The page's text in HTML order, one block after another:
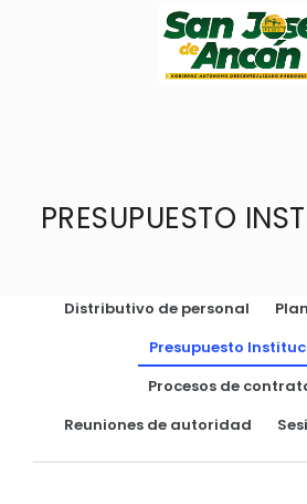
RESEÑA HISTÓRICA
Ubicación
GAD
GESTIÓN Y PRESUPUESTO
GESTIÓN INSTITUCIONAL
MECANISMOS DE
CIUDADANÍA ACTIVA
PRESUPUESTO
Distributivo de personal
Presupuesto
Procesos de
Reuniones de autoridad